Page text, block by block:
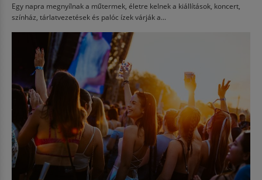
Egy napra megnyílnak a műtermek, életre kelnek a kiállítások, koncert,
színház, tárlatvezetések és palóc ízek várják a...